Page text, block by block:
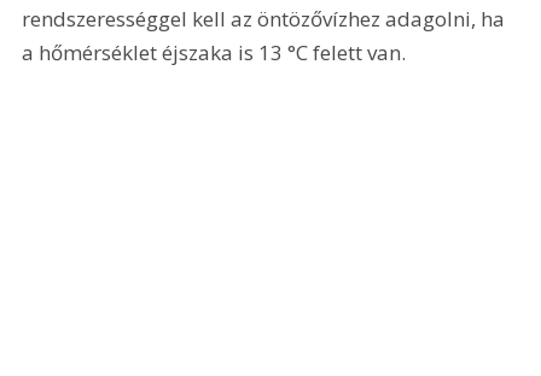
rendszerességgel kell az öntözővízhez adagolni, ha
a hőmérséklet éjszaka is 13 °C felett van.